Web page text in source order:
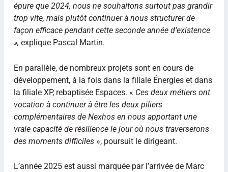
épure que 2024, nous ne souhaitons surtout pas grandir
trop vite, mais plutôt continuer à nous structurer de
façon efficace pendant cette seconde année d’existence
», explique Pascal Martin.
En parallèle, de nombreux projets sont en cours de
développement, à la fois dans la filiale Énergies et dans
la filiale XP, rebaptisée Espaces. « Ces deux métiers ont
vocation à continuer à être les deux piliers
complémentaires de Nexhos en nous apportant une
vraie capacité de résilience le jour où nous traverserons
des moments difficiles», poursuit le dirigeant.
L’année 2025 est aussi marquée par l’arrivée de Marc